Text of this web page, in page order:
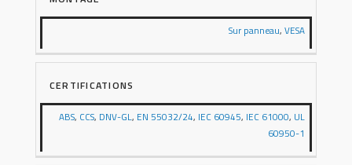
Sur panneau,VESA
CERTIFICATIONS
ABS, CCS, DNV-GL, EN 55032/24, IEC 60945, IEC 61000, UL
60950-1